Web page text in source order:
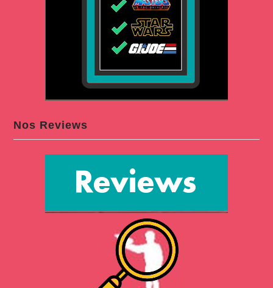
Nos Reviews